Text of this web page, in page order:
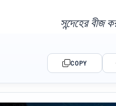
সন্দেহের
COPY